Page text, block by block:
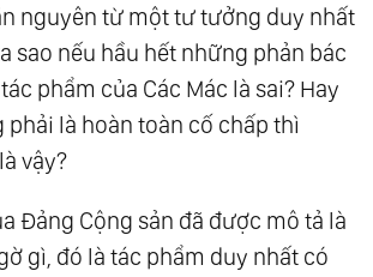
nguyên từ một tư tưởng duy nhất
sao nếu hầu hết những phản bác
phẩm của Các Mác là sai? Hay
phải là hoàn toàn cố chấp thì
vậy?
Đảng Cộng sản đã được mô tả là
gì, đó là tác phẩm duy nhất có